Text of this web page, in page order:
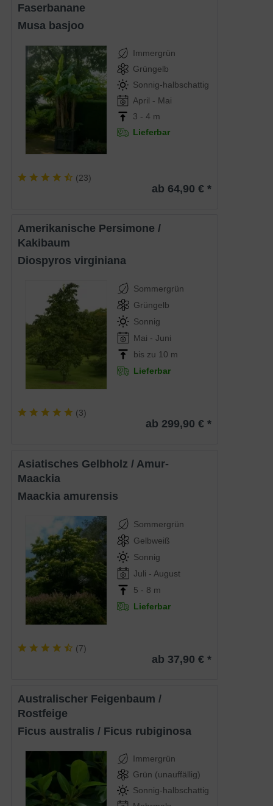
Faserbanane
Musa basjoo
Immergrün
Grüngelb
Sonnig-halbschattig
April - Mai
3 - 4 m
Lieferbar
(23)
ab 64,90 € *
Amerikanische Persimone /
Kakibaum
Diospyros virginiana
Sommergrün
Grüngelb
Sonnig
Mai - Juni
bis zu 10 m
Lieferbar
(3)
ab 299,90 € *
Asiatisches Gelbholz / Amur-
Maackia
Maackia amurensis
Sommergrün
Gelbweiß
Sonnig
Juli - August
5 - 8 m
Lieferbar
(7)
ab 37,90 € *
Australischer Feigenbaum /
Rostfeige
Ficus australis / Ficus rubiginosa
Immergrün
Grün (unauffällig)
Sonnig-halbschattig